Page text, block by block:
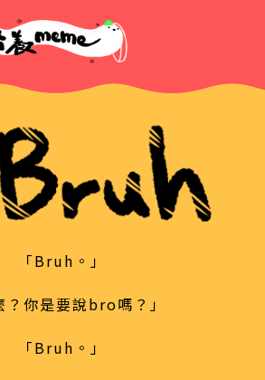
「Bruh。」
？你是要說bro嗎？」
「Bruh。」